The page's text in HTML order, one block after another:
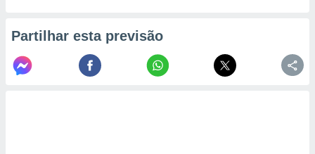
Partilhar esta previsão